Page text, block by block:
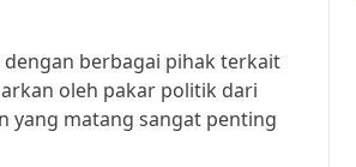
dengan berbagai pihak terkait
oleh pakar politik dari
yang matang sangat penting